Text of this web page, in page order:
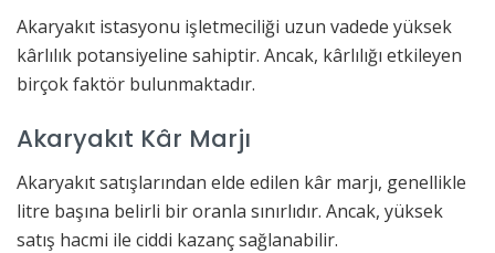
Akaryakıt istasyonu işletmeciliği uzun vadede yüksek
kârlılık potansiyeline sahiptir. Ancak, kârlılığı etkileyen
birçok faktör bulunmaktadır.
Akaryakıt Kâr Marjı
Akaryakıt satışlarından elde edilen kâr marjı, genellikle
litre başına belirli bir oranla sınırlıdır. Ancak, yüksek
satış hacmi ile ciddi kazanç sağlanabilir.